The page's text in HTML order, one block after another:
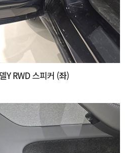
Y RWD 스피커 (좌)